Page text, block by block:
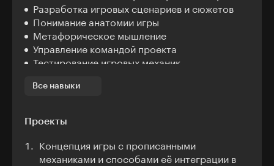
Разработка игровых сценариев и сюжетов
Понимание анатомии игры
Метафорическое мышление
Управление командой проекта
Тестирование игровых механик
Декомпозиция игры
Проведение мероприятий и управление
Все навыки
Проекты
Концепция игры с прописанными
механиками и способами её интеграции в